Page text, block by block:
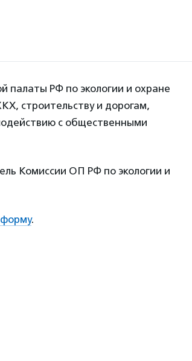
РФ по экологии и охране
строительству и дорогам,
с общественными
Комиссии ОП РФ по экологии и
.